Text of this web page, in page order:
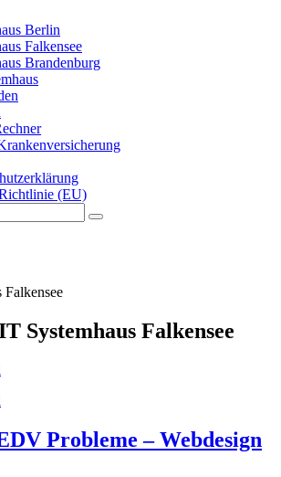
Berlin
Falkensee
Brandenburg
(EU)
Suche
Falkensee
Systemhaus Falkensee
Probleme – Webdesign